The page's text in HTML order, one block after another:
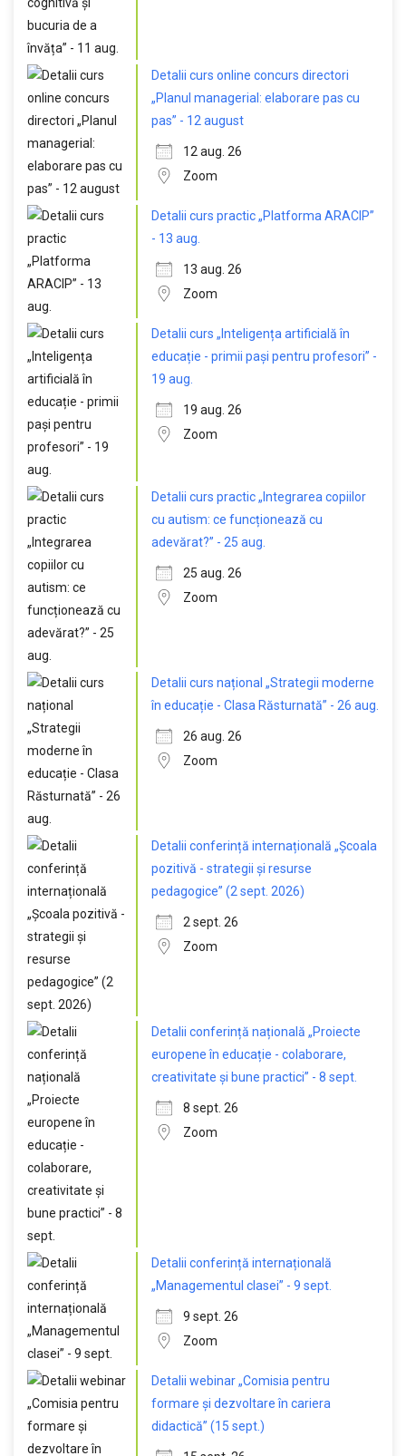
Detalii curs online concurs directori
„Planul managerial: elaborare pas cu
pas” - 12 august
12 aug. 26
Zoom
Detalii curs practic „Platforma ARACIP”
- 13 aug.
13 aug. 26
Zoom
Detalii curs „Inteligența artificială în
educație - primii pași pentru profesori” -
19 aug.
19 aug. 26
Zoom
Detalii curs practic „Integrarea copiilor
cu autism: ce funcționează cu
adevărat?” - 25 aug.
25 aug. 26
Zoom
Detalii curs național „Strategii moderne
în educație - Clasa Răsturnată” - 26 aug.
26 aug. 26
Zoom
Detalii conferință internațională „Școala
pozitivă - strategii și resurse
pedagogice” (2 sept. 2026)
2 sept. 26
Zoom
Detalii conferință națională „Proiecte
europene în educație - colaborare,
creativitate și bune practici” - 8 sept.
8 sept. 26
Zoom
Detalii conferință internațională
„Managementul clasei” - 9 sept.
9 sept. 26
Zoom
Detalii webinar „Comisia pentru
formare și dezvoltare în cariera
didactică” (15 sept.)